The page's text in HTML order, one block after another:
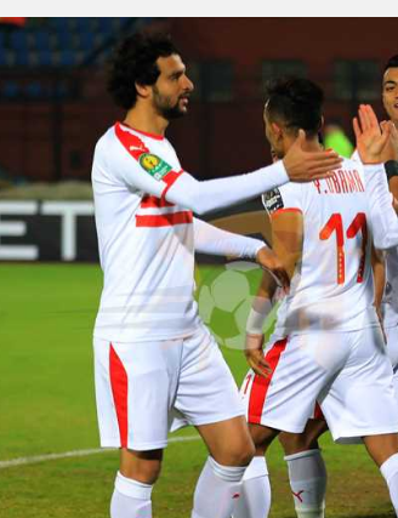
القسم الثاني
رياضات أخرى
آسيا
أمريكا